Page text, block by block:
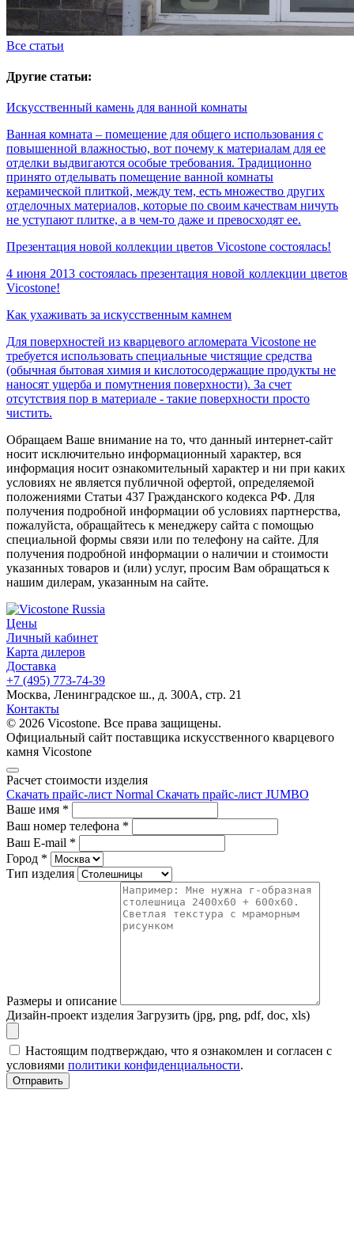
Все статьи
Другие статьи:
Искусственный камень для ванной комнаты
Ванная комната – помещение для общего использования с
повышенной влажностью, вот почему к материалам для ее
отделки выдвигаются особые требования. Традиционно
принято отделывать помещение ванной комнаты
керамической плиткой, между тем, есть множество других
отделочных материалов, которые по своим качествам ничуть
не уступают плитке, а в чем-то даже и превосходят ее.
Презентация новой коллекции цветов Vicostone состоялась!
4 июня 2013 состоялась презентация новой коллекции цветов
Vicostone!
Как ухаживать за искусственным камнем
Для поверхностей из кварцевого агломерата Vicostone не
требуется использовать специальные чистящие средства
(обычная бытовая химия и кислотосодержащие продукты не
наносят ущерба и помутнения поверхности). За счет
отсутствия пор в материале - такие поверхности просто
чистить.
Обращаем Ваше внимание на то, что данный интернет-сайт
носит исключительно информационный характер, вся
информация носит ознакомительный характер и ни при каких
условиях не является публичной офертой, определяемой
положениями Статьи 437 Гражданского кодекса РФ. Для
получения подробной информации об условиях партнерства,
пожалуйста, обращайтесь к менеджеру сайта с помощью
специальной формы связи или по телефону на сайте. Для
получения подробной информации о наличии и стоимости
указанных товаров и (или) услуг, просим Вам обращаться к
нашим дилерам, указанным на сайте.
Цены
Личный кабинет
Карта дилеров
Доставка
+7 (495) 773-74-39
Москва, Ленинградское ш., д. 300А, стр. 21
Контакты
© 2026 Vicostone. Все права защищены.
Официальный сайт поставщика искусственного кварцевого
камня Vicostone
Расчет стоимости изделия
Скачать прайс-лист Normal Скачать прайс-лист JUMBO
Ваше имя *
Ваш номер телефона *
Ваш E-mail *
Город *
Тип изделия
Размеры и описание
Дизайн-проект изделия Загрузить (jpg, png, pdf, doc, xls)
Настоящим подтверждаю, что я ознакомлен и согласен с
условиями политики конфиденциальности.
Отправить